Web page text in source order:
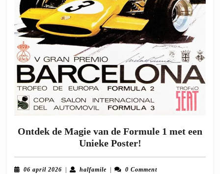
Ontdek de Magie van de Formule 1 met een
Unieke Poster!
de
Magie
06 april 2026 06
halfamilehalfamile0 Comment